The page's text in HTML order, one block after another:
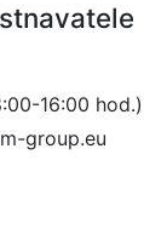
16:00 hod.)
group.eu